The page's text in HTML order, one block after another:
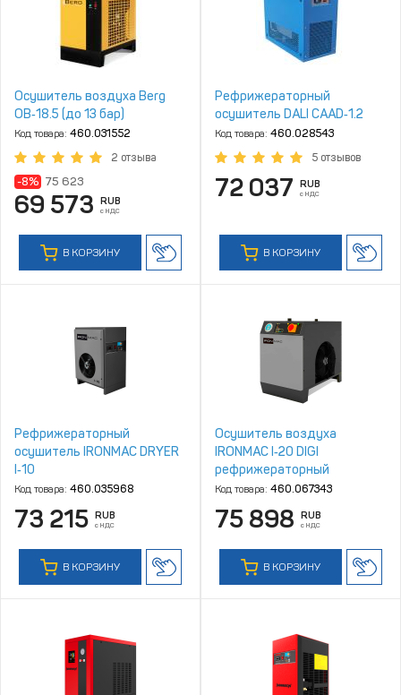
Осушитель воздуха Berg
ОВ‑18.5 (до 13 бар)
Код товара: 460.031552
2 отзыва
-8% 75 623
69 573 RUB
с НДС
В КОРЗИНУ
Рефрижераторный
осушитель DALI CAAD‑1.2
Код товара: 460.028543
5 отзывов
72 037 RUB
с НДС
В КОРЗИНУ
Рефрижераторный
осушитель IRONMAC DRYER
I‑10
Код товара: 460.035968
73 215 RUB
с НДС
В КОРЗИНУ
Осушитель воздуха
IRONMAC I‑20 DIGI
рефрижераторный
Код товара: 460.067343
75 898 RUB
с НДС
В КОРЗИНУ